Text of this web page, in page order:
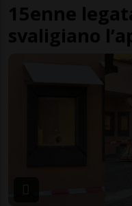
15enne
svaligiano